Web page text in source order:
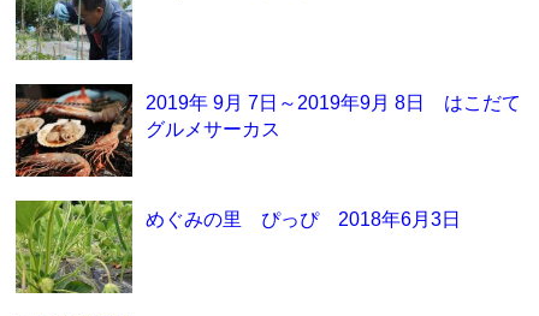
2019年 9月 7日～2019年9月 8日 はこだて
グルメサーカス
めぐみの里 ぴっぴ 2018年6月3日